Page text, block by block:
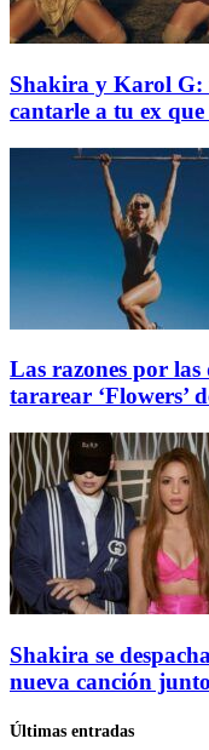
Shakira y Karol G:
cantarle a tu ex que
Las razones por las
tararear ‘Flowers’
Shakira se
nueva canción
Últimas entradas